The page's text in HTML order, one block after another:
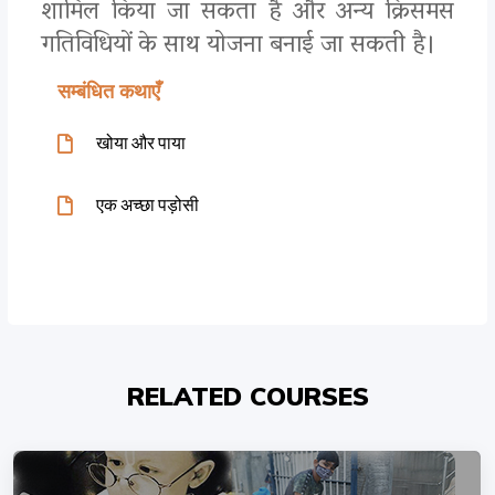
शामिल किया जा सकता है और अन्य क्रिसमस
गतिविधियों के साथ योजना बनाई जा सकती है।
सम्बंधित कथाएँ
खोया और पाया
एक अच्छा पड़ोसी
RELATED COURSES